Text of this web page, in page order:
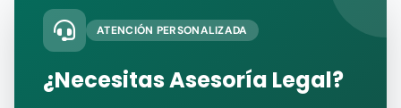
ATENCIÓN PERSONALIZADA
¿Necesitas Asesoría Legal?